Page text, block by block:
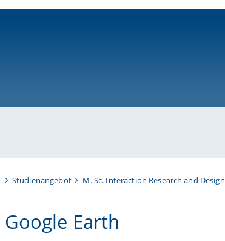
Studienangebot M. Sc. Interaction Research and Design
Earth